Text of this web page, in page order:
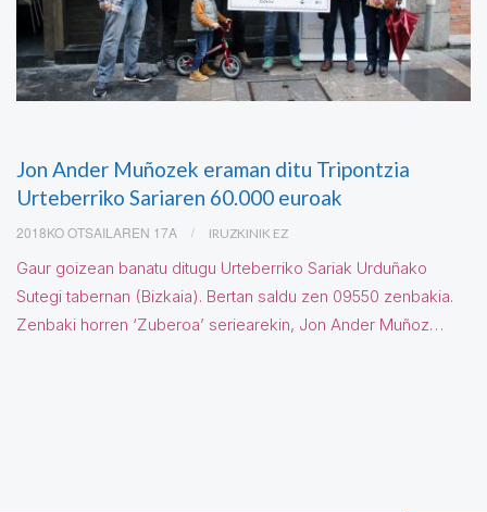
Jon Ander Muñozek eraman ditu Tripontzia
Urteberriko Sariaren 60.000 euroak
2018KO OTSAILAREN 17A IRUZKINIK EZ
Gaur goizean banatu ditugu Urteberriko Sariak Urduñako
Sutegi tabernan (Bizkaia). Bertan saldu zen 09550 zenbakia.
Zenbaki horren ‘Zuberoa’ seriearekin, Jon Ander Muñoz…